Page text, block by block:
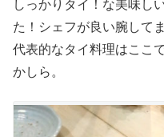
しっかりタイ！な美味し
た！シェフが良い腕して
代表的なタイ料理はここ
かしら。